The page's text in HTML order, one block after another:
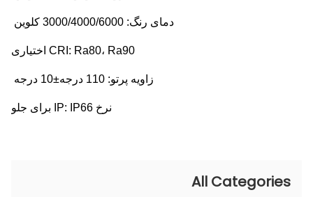
دمای رنگ: 3000/4000/6000 کلوین
CRI: Ra80، Ra90 اختیاری
زاویه پرتو: 110 درجه±10 درجه
نرخ IP: IP66 برای جلو
All Categories